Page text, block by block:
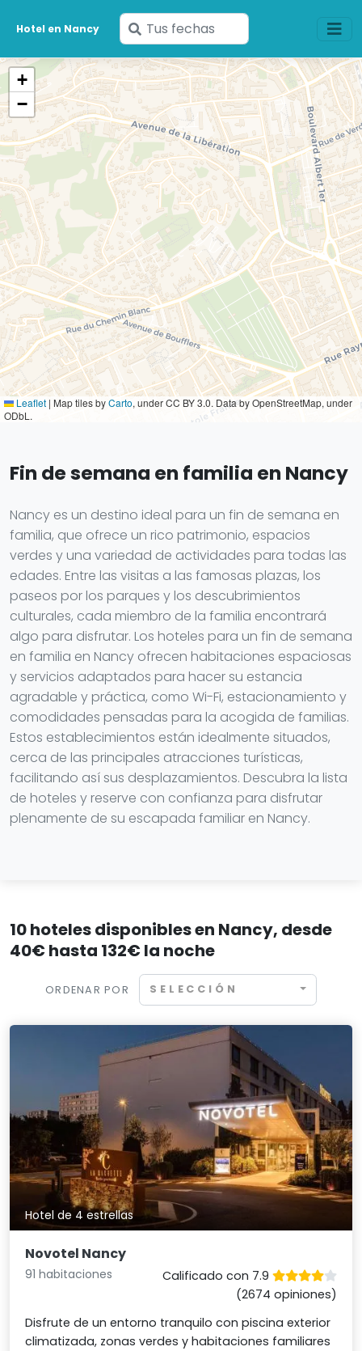
Hotel en Nancy
Ingresa
tus
fechas
+
−
Leaflet | Map tiles byCarto, under CC BY 3.0. Data by OpenStreetMap, under
ODbL.
Fin de semana en familia en Nancy
Nancy es un destino ideal para un fin de semana en
familia, que ofrece un rico patrimonio, espacios
verdes y una variedad de actividades para todas las
edades. Entre las visitas a las famosas plazas, los
paseos por los parques y los descubrimientos
culturales, cada miembro de la familia encontrará
algo para disfrutar. Los hoteles para un fin de semana
en familia en Nancy ofrecen habitaciones espaciosas
y servicios adaptados para hacer su estancia
agradable y práctica, como Wi-Fi, estacionamiento y
comodidades pensadas para la acogida de familias.
Estos establecimientos están idealmente situados,
cerca de las principales atracciones turísticas,
facilitando así sus desplazamientos. Descubra la lista
de hoteles y reserve con confianza para disfrutar
plenamente de su escapada familiar en Nancy.
10 hoteles disponibles en Nancy, desde
40€ hasta 132€ la noche
ORDENAR POR SELECCIÓN
Hotel de 4 estrellas
Novotel Nancy
91 habitaciones
Calificado con 7.9
(2674 opiniones)
Disfrute de un entorno tranquilo con piscina exterior
climatizada, zonas verdes y habitaciones familiares